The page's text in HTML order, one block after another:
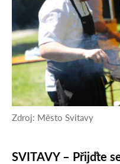
Zdroj: Město Svitavy
SVITAVY – Přijďte